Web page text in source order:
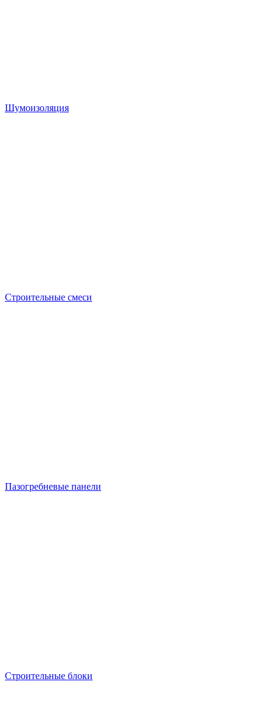
Шумоизоляция
Строительные смеси
Пазогребневые панели
Строительные блоки